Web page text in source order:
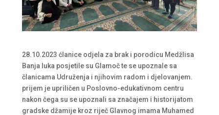
28.10.2023 ćlanice odjela za brak i porodicu Medžlisa
Banja luka posjetile su Glamoč te se upoznale sa
članicama Udruženja i njihovim radom i djelovanjem.
prijem je upriličen u Poslovno-edukativnom centru
nakon čega su se upoznali sa značajem i historijatom
gradske džamije kroz riječ Glavnog imama Muhamed